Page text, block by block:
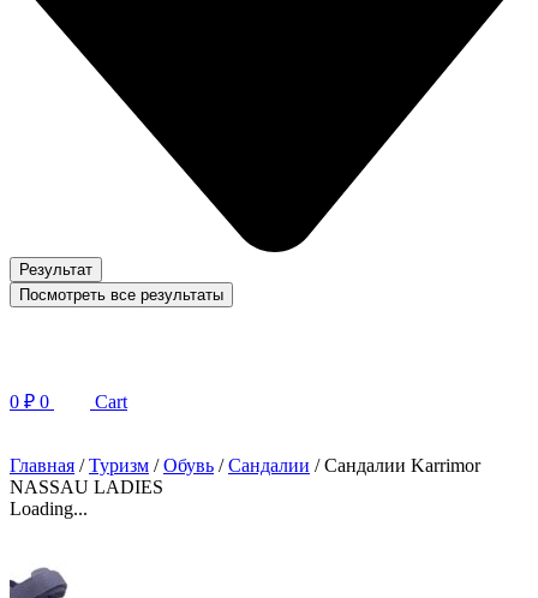
Результат
Посмотреть все результаты
0 ₽ 0 Cart
Главная /Туризм /Обувь /Сандалии / Сандалии Karrimor
NASSAU LADIES
Loading...